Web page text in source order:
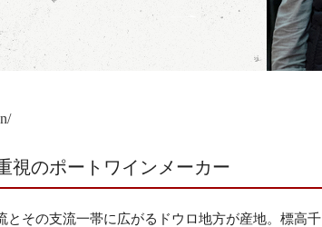
視のポートワインメーカー
その支流一帯に広がるドウロ地方が産地。標高千